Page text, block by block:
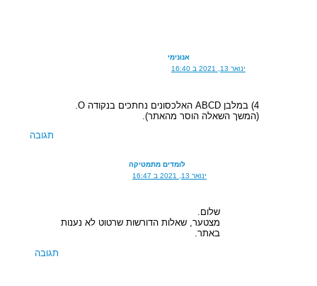
אנונימי
ינואר 13, 2021 ב 16:40
4) במלבן ABCD האלכסונים נחתכים בנקודה O.
(המשך השאלה הוסר מהאתר).
תגובה
לומדים מתמטיקה
ינואר 13, 2021 ב 16:47
שלום.
מצטער, שאלות הדורשות שרטוט לא נענות
באתר.
תגובה